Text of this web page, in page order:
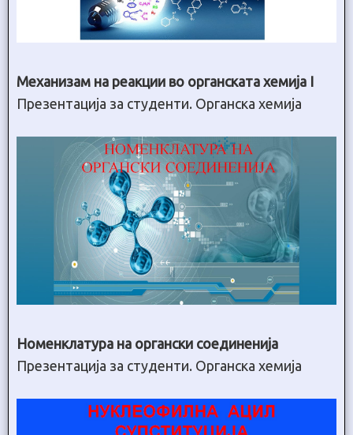
Механизам на реакции во органската хемија I
Презентација за студенти. Органска хемија
Номенклатура на органски соединенија
Презентација за студенти. Органска хемија